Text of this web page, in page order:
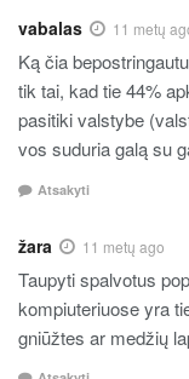
vabalas 11 metų
Ką čia
tik tai, kad tie 44%
pasitiki valstybe
vos suduria galą su
Atsakyti
žara 11 metų ago
Taupyti spalvotus
kompiuteriuose yra
gniūžtes ar medžių